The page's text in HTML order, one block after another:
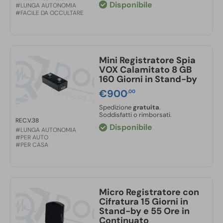
#LUNGA AUTONOMIA
#FACILE DA OCCULTARE
Disponibile
REC.V.38
#LUNGA AUTONOMIA
#PER AUTO
#PER CASA
Mini Registratore Spia
VOX Calamitato 8 GB
160 Giorni in Stand-by
€900,00
Spedizione gratuita.
Soddisfatti o rimborsati.
Disponibile
Micro Registratore con
Cifratura 15 Giorni in
Stand-by e 55 Ore in